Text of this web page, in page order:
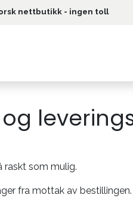
nettbutikk - ingen toll
raskt som mulig.
fra mottak av bestillingen.